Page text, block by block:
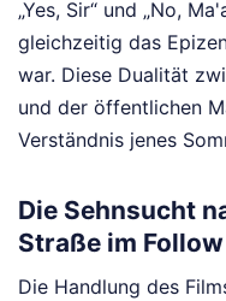
„Yes, Sir“ und „No,
gleichzeitig das
war. Diese Dualität
und der öffentlichen
Verständnis jenes
Die Sehnsucht
Straße im
Die Handlung des